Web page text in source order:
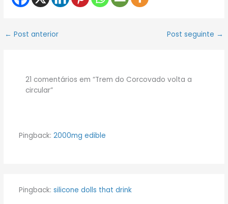
← Post anterior Post seguinte →
21 comentários em “Trem do Corcovado volta a
circular”
Pingback: 2000mg edible
Pingback: silicone dolls that drink